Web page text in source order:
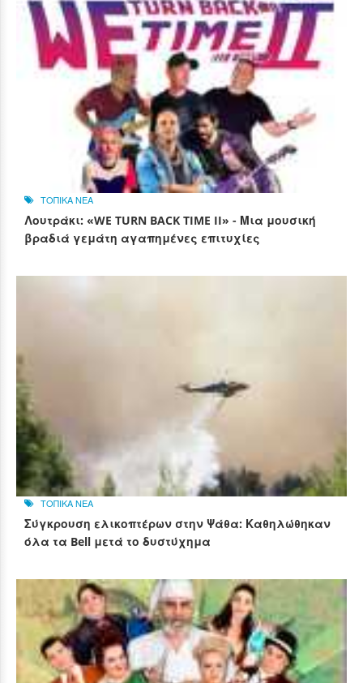
ΤΟΠΙΚΑ ΝΕΑ
Λουτράκι: «WE TURN BACK TIME II» - Μια μουσική
βραδιά γεμάτη αγαπημένες επιτυχίες
ΤΟΠΙΚΑ ΝΕΑ
Σύγκρουση ελικοπτέρων στην Ψάθα: Καθηλώθηκαν
όλα τα Bell μετά το δυστύχημα